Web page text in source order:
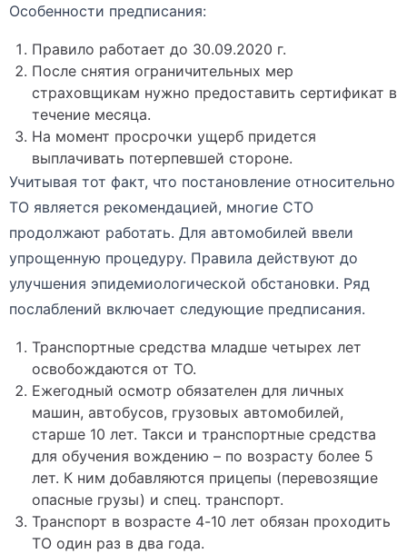
Особенности предписания:
Правило работает до 30.09.2020 г.
После снятия ограничительных мер
страховщикам нужно предоставить сертификат в
течение месяца.
На момент просрочки ущерб придется
выплачивать потерпевшей стороне.
Учитывая тот факт, что постановление относительно
ТО является рекомендацией, многие СТО
продолжают работать. Для автомобилей ввели
упрощенную процедуру. Правила действуют до
улучшения эпидемиологической обстановки. Ряд
послаблений включает следующие предписания.
Транспортные средства младше четырех лет
освобождаются от ТО.
Ежегодный осмотр обязателен для личных
машин, автобусов, грузовых автомобилей,
старше 10 лет. Такси и транспортные средства
для обучения вождению – по возрасту более 5
лет. К ним добавляются прицепы (перевозящие
опасные грузы) и спец. транспорт.
Транспорт в возрасте 4-10 лет обязан проходить
ТО один раз в два года.